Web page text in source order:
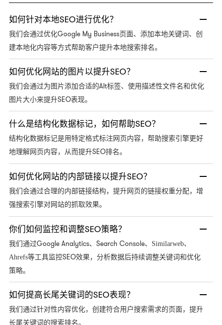
如何针对本地SEO进行优化？
我们会通过优化Google My Business页面、添加本地关键词、创
建本地化内容等方式帮助客户提升本地搜索排名。
如何优化网站的图片以提升SEO？
我们会通过为图片添加合适的Alt标签、使用描述性文件名和优化
图片大小来提升SEO表现。
什么是结构化数据标记，如何帮助SEO？
结构化数据标记是用特定格式标注网页内容，帮助搜索引擎更好
地理解网页内容，从而提升SEO排名。
如何优化网站的内部链接以提升SEO？
我们会通过合理的内部链接结构，提升网页的链接权重分配，增
强搜索引擎对网站的抓取效果。
你们如何监控和调整SEO策略？
我们通过Google Analytics、Search Console、 Similarweb、
Ahrefs等工具监控SEO效果，分析数据后持续调整关键词和优化
策略。
如何提高长尾关键词的SEO表现？
我们通过针对性内容优化，创建符合用户搜索需求的页面，提升
长尾关键词的搜索排名。